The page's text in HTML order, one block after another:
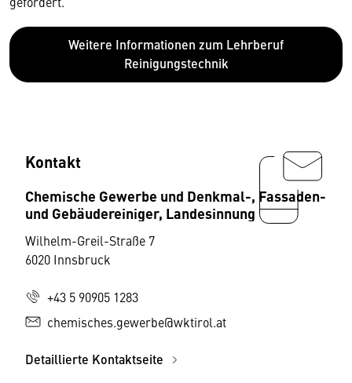
Weitere Informationen zum Lehrberuf
Reinigungstechnik
Kontakt
Chemische Gewerbe und Denkmal-, Fassaden-
und Gebäudereiniger, Landesinnung
Wilhelm-Greil-Straße 7
6020 Innsbruck
+43 5 90905 1283
chemisches.gewerbe@wktirol.at
Detaillierte Kontaktseite